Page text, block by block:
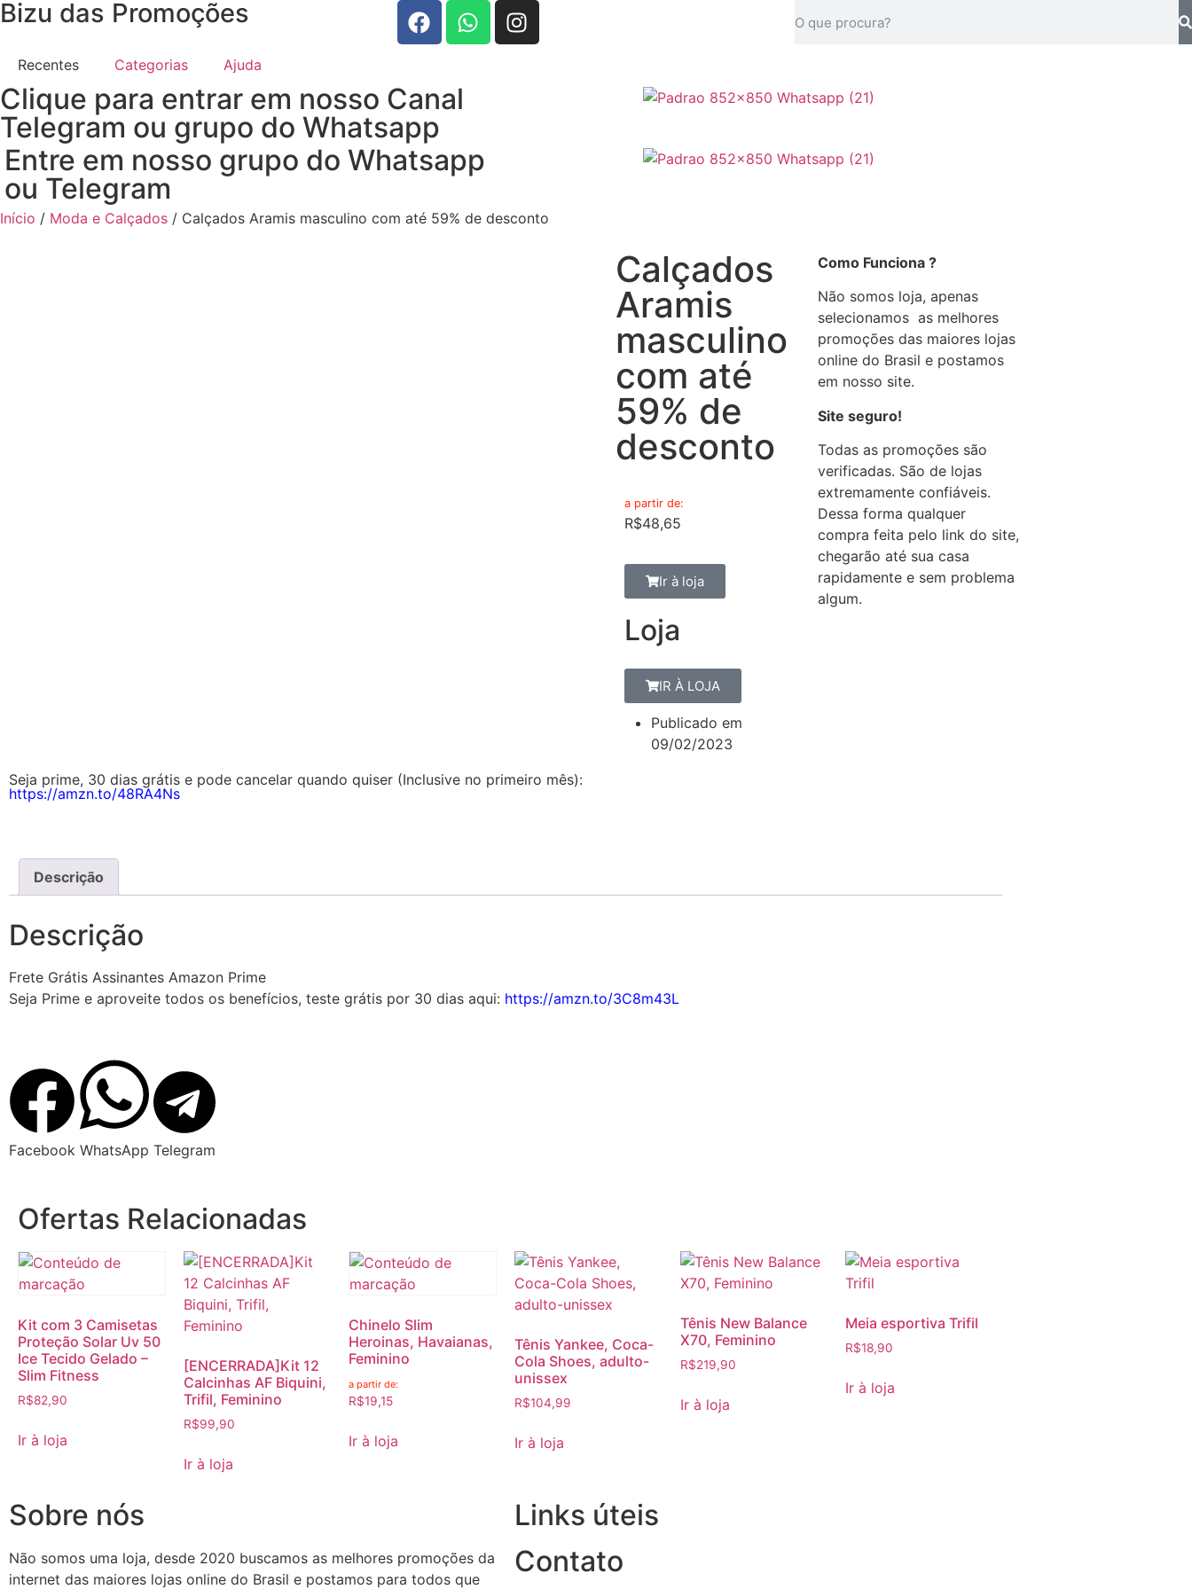
Bizu das Promoções
Recentes Categorias Ajuda
Clique para entrar em nosso Canal
Telegram ou grupo do Whatsapp
Entre em nosso grupo do Whatsapp
ou Telegram
Início / Moda e Calçados / Calçados Aramis masculino com até 59% de desconto
Calçados
Aramis
masculino
com até
59% de
desconto
a partir de:
R$48,65
Ir à loja
Loja
IR À LOJA
Publicado em
09/02/2023
Como Funciona ?
Não somos loja, apenas
selecionamos as melhores
promoções das maiores lojas
online do Brasil e postamos
em nosso site.
Site seguro!
Todas as promoções são
verificadas. São de lojas
extremamente confiáveis.
Dessa forma qualquer
compra feita pelo link do site,
chegarão até sua casa
rapidamente e sem problema
algum.
Seja prime, 30 dias grátis e pode cancelar quando quiser (Inclusive no primeiro mês):
https://amzn.to/48RA4Ns
Descrição
Descrição
Frete Grátis Assinantes Amazon Prime
Seja Prime e aproveite todos os benefícios, teste grátis por 30 dias aqui: https://amzn.to/3C8m43L
Facebook WhatsApp Telegram
Ofertas Relacionadas
Kit com 3 Camisetas
Proteção Solar Uv 50
Ice Tecido Gelado –
Slim Fitness
R$82,90
Ir à loja
[ENCERRADA]Kit 12
Calcinhas AF Biquini,
Trifil, Feminino
R$99,90
Ir à loja
Chinelo Slim
Heroinas, Havaianas,
Feminino
a partir de:
R$19,15
Ir à loja
Tênis Yankee, Coca-
Cola Shoes, adulto-
unissex
R$104,99
Ir à loja
Tênis New Balance
X70, Feminino
R$219,90
Ir à loja
Meia esportiva Trifil
R$18,90
Ir à loja
Sobre nós
Não somos uma loja, desde 2020 buscamos as melhores promoções da
internet das maiores lojas online do Brasil e postamos para todos que
Links úteis
Contato